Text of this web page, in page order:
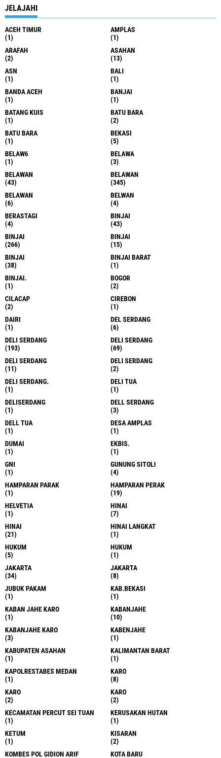
JELAJAHI
ACEH TIMUR
(1)
AMPLAS
(1)
ARAFAH
(2)
ASAHAN
(13)
ASN
(1)
BALI
(1)
BANDA ACEH
(1)
BANJAI
(1)
BATANG KUIS
(1)
BATU BARA
(2)
BATU BARA
(1)
BEKASI
(5)
BELAW6
(1)
BELAWA
(3)
BELAWAN
(43)
BELAWAN
(345)
BELAWAN
(6)
BELWAN
(4)
BERASTAGI
(4)
BINJAI
(43)
BINJAI
(266)
BINJAI
(15)
BINJAI
(38)
BINJAI BARAT
(1)
BINJAI.
(1)
BOGOR
(2)
CILACAP
(2)
CIREBON
(1)
DAIRI
(1)
DEL SERDANG
(6)
DELI SERDANG
(193)
DELI SERDANG
(69)
DELI SERDANG
(11)
DELI SERDANG
(2)
DELI SERDANG.
(1)
DELI TUA
(1)
DELISERDANG
(1)
DELL SERDANG
(3)
DELL TUA
(1)
DESA AMPLAS
(1)
DUMAI
(1)
EKBIS.
(1)
GNI
(1)
GUNUNG SITOLI
(4)
HAMPARAN PARAK
(1)
HAMPARAN PERAK
(19)
HELVETIA
(1)
HINAI
(7)
HINAI
(21)
HINAI LANGKAT
(1)
HUKUM
(5)
HUKUM
(1)
JAKARTA
(34)
JAKARTA
(8)
JUBUK PAKAM
(1)
KAB.BEKASI
(1)
KABAN JAHE KARO
(1)
KABANJAHE
(10)
KABANJAHE KARO
(3)
KABENJAHE
(1)
KABUPATEN ASAHAN
(1)
KALIMANTAN BARAT
(1)
KAPOLRESTABES MEDAN
(1)
KARO
(8)
KARO
(2)
KARO
(2)
KECAMATAN PERCUT SEI TUAN
(1)
KERUSAKAN HUTAN
(1)
KETUM
(1)
KISARAN
(2)
KOMBES POL GIDION ARIF
KOTA BARU